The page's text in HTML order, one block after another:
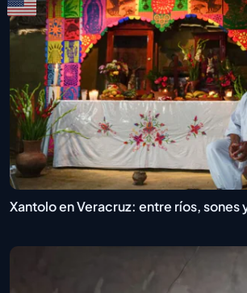
Xantolo en Veracruz: entre ríos, sones